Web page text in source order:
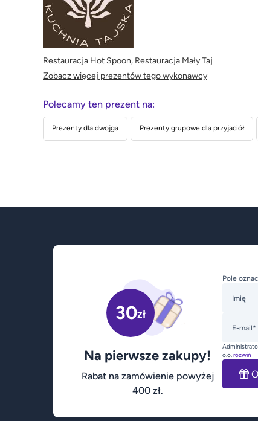
Restauracja Hot Spoon, Restauracja Mały Taj
Zobacz więcej prezentów tego wykonawcy
Polecamy ten prezent na:
Prezenty dla dwojga Prezenty grupowe dla przyjaciół
30zł
Na pierwsze zakupy!
Rabat na zamówienie powyżej
400 zł.
Pole
Imię
E-mail*
o.o.rozwiń